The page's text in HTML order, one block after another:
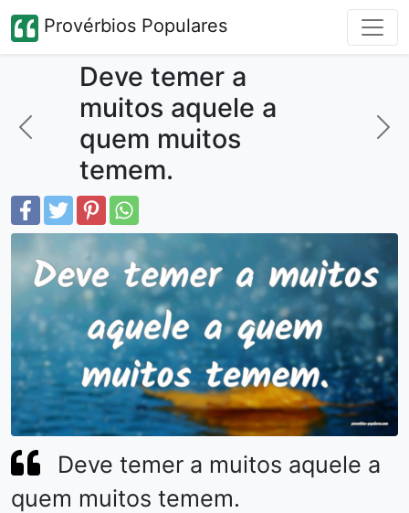
Provérbios Populares
Deve temer a
muitos aquele a
quem muitos
temem.
Deve temer a muitos aquele a
quem muitos temem.